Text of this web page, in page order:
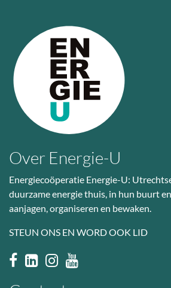
Over Energie-U
Energiecoöperatie Energie-U:
duurzame energie thuis, in hun buurt
aanjagen, organiseren en bewaken.
STEUN ONS EN WORD OOK LID